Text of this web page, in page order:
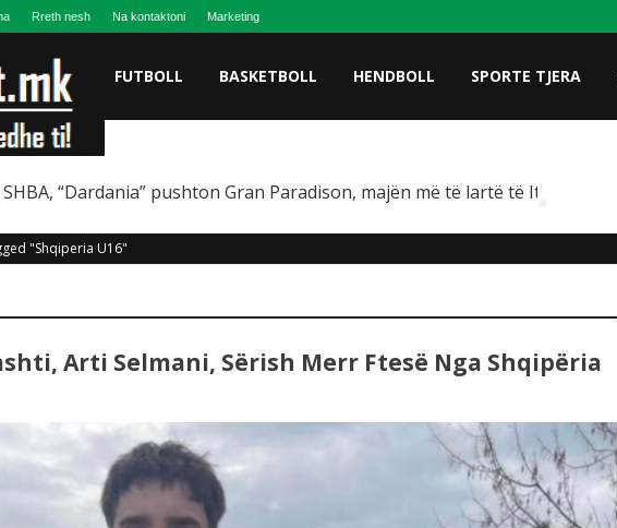
Rreth nesh Na kontaktoni Marketing
FUTBOLL BASKETBOLL HENDBOLL SPORTE TJERA
SHBA, “Dardania” pushton Gran Paradison, majën më të lartë të Italisë
"Shqiperia U16"
Arti Selmani, Sërish Merr Ftesë Nga Shqipëria